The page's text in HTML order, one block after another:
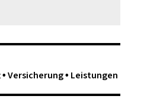
Versicherung Leistungen